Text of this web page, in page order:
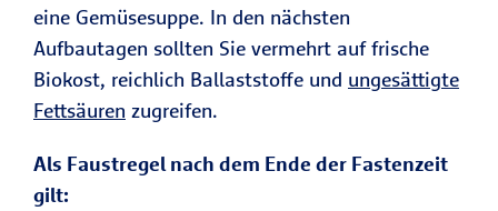
eine Gemüsesuppe. In den nächsten
Aufbautagen sollten Sie vermehrt auf frische
Biokost, reichlich Ballaststoffe und ungesättigte
Fettsäuren zugreifen.
Als Faustregel nach dem Ende der Fastenzeit
gilt: